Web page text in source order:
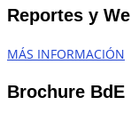
Reportes y
MÁS INFORMACIÓN
Brochure BdE